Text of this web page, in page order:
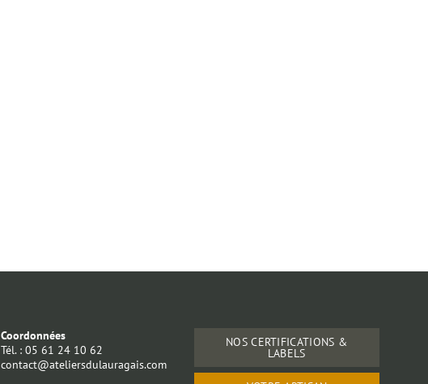
Coordonnées
Tél. : 05 61 24 10 62
contact@ateliersdulauragais.com
NOS CERTIFICATIONS &
LABELS